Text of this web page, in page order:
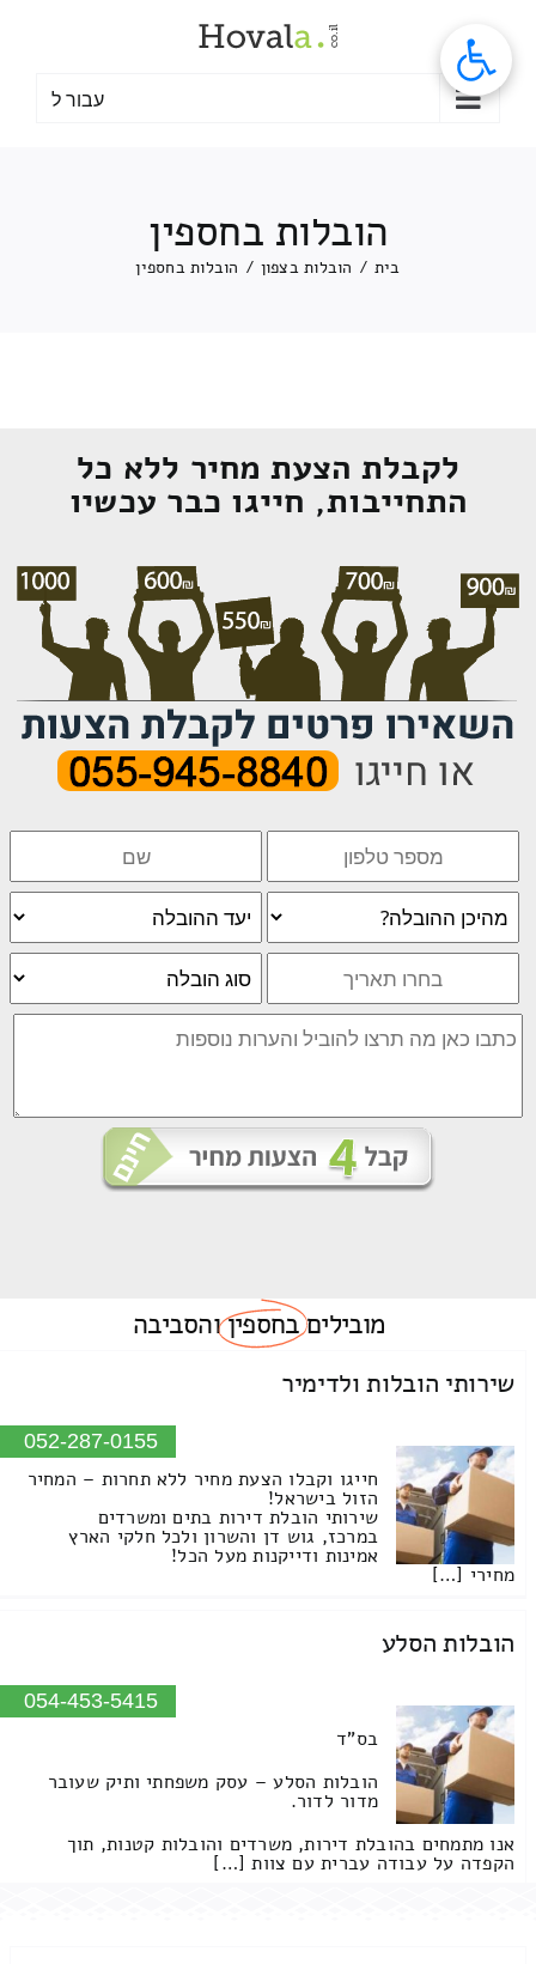
עבור ל
הובלות בחספין
בית / הובלות בצפון / הובלות בחספין
לקבלת הצעת מחיר ללא כל
התחייבות, חייגו כבר עכשיו
מוביליםבחספיןוהסביבה
שירותי הובלות ולדימיר
052-287-0155
חייגו וקבלו הצעת מחיר ללא תחרות – המחיר
הזול בישראל!
שירותי הובלת דירות בתים ומשרדים
במרכז, גוש דן והשרון ולכל חלקי הארץ
אמינות ודייקנות מעל הכל!
מחירי […]
הובלות הסלע
054-453-5415
בס"ד
הובלות הסלע – עסק משפחתי ותיק שעובר
מדור לדור.
אנו מתמחים בהובלת דירות, משרדים והובלות קטנות, תוך
הקפדה על עבודה עברית עם צוות […]